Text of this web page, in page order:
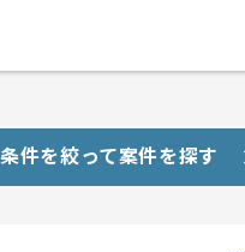
ップされたい方、長期的に参
条件を絞って案件を探す